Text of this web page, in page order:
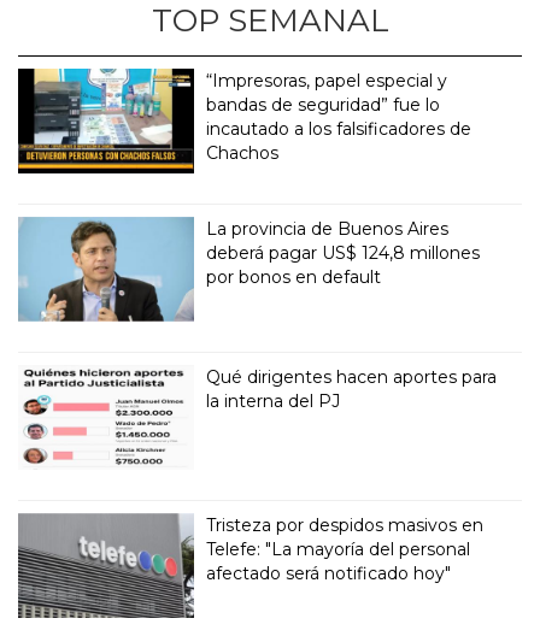
TOP SEMANAL
“Impresoras, papel especial y
bandas de seguridad” fue lo
incautado a los falsificadores de
Chachos
La provincia de Buenos Aires
deberá pagar US$ 124,8 millones
por bonos en default
Qué dirigentes hacen aportes para
la interna del PJ
Tristeza por despidos masivos en
Telefe: "La mayoría del personal
afectado será notificado hoy"